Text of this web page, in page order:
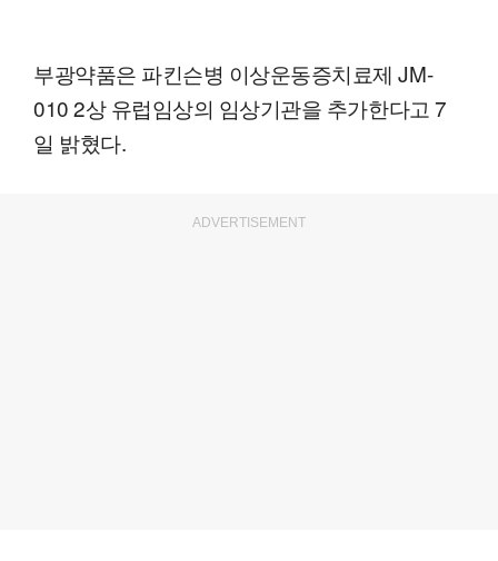
부광약품은 파킨슨병 이상운동증치료제 JM-
010 2상 유럽임상의 임상기관을 추가한다고 7
일 밝혔다.
ADVERTISEMENT